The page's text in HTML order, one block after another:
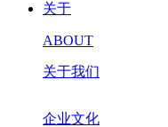
关于
ABOUT
关于我们
企业文化